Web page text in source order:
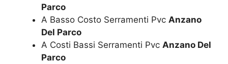
Parco
A Basso Costo Serramenti Pvc Anzano
Del Parco
A Costi Bassi Serramenti Pvc Anzano Del
Parco